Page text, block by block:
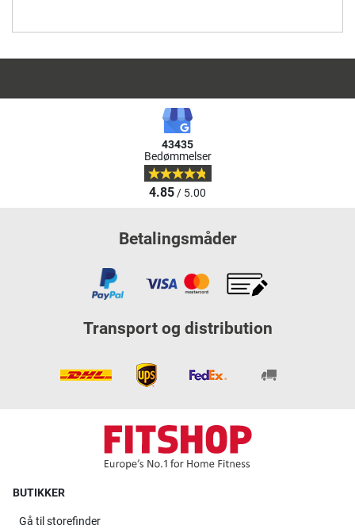
43435
Bedømmelser
4.85/ 5.00
Betalingsmåder
Transport og distribution
BUTIKKER
Gå til storefinder